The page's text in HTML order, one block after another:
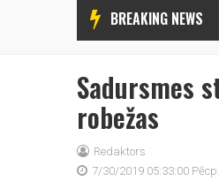
BREAKING NEWS
Sadursmes
robežas
Redaktors
7/30/2019 05:33:00 Pēcp.